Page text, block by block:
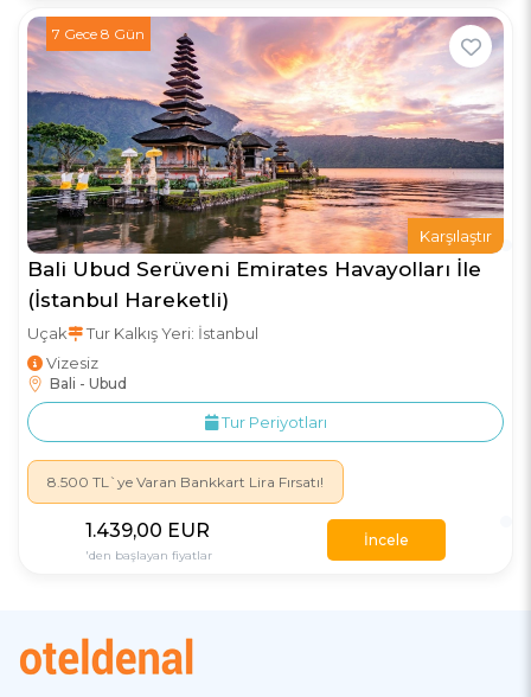
Karşılaştır
7 Gece 8 Gün
Bali Ubud Serüveni Emirates Havayolları İle
(İstanbul Hareketli)
Uçak
Tur Kalkış Yeri: İstanbul
Vizesiz
Bali - Ubud
Tur Periyotları
8.500 TL`ye Varan Bankkart Lira Fırsatı!
1.439,00 EUR
'den başlayan fiyatlar
İncele